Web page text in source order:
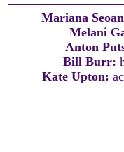
Mariana
Melani
Anton
Bill Burr:
Kate Upton: